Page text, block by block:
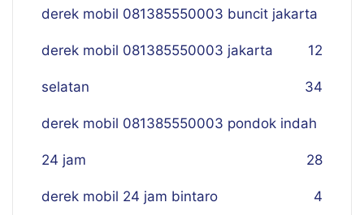
derek mobil 081385550003 buncit jakarta
12
derek mobil 081385550003 jakarta
selatan 34
derek mobil 081385550003 pondok indah
24 jam 28
derek mobil 24 jam bintaro 4